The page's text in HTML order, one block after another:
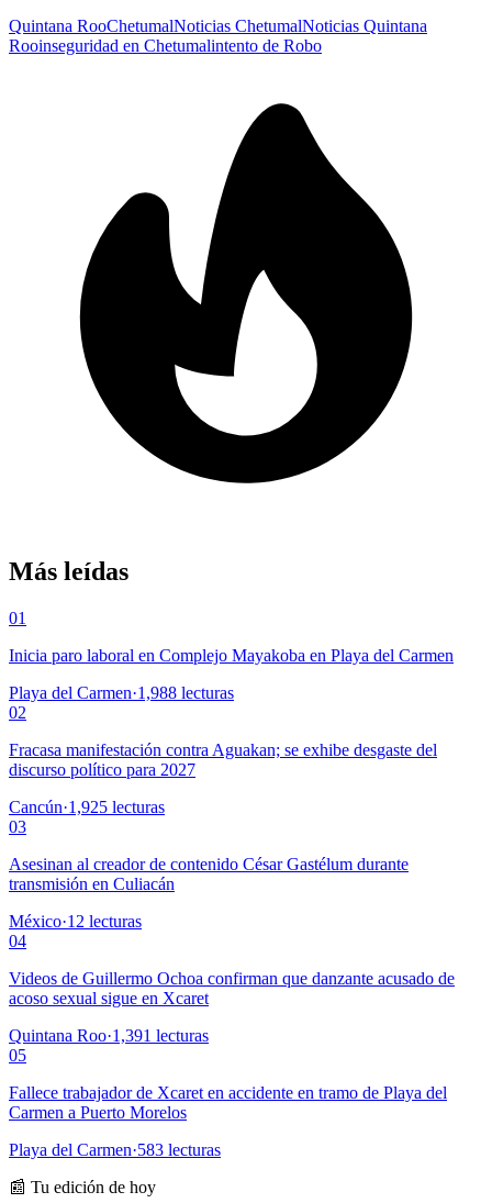
Quintana RooChetumalNoticias ChetumalNoticias Quintana
Rooinseguridad en Chetumalintento de Robo
Más leídas
01
Inicia paro laboral en Complejo Mayakoba en Playa del Carmen
Playa del Carmen·1,988 lecturas
02
Fracasa manifestación contra Aguakan; se exhibe desgaste del
discurso político para 2027
Cancún·1,925 lecturas
03
Asesinan al creador de contenido César Gastélum durante
transmisión en Culiacán
México·12 lecturas
04
Videos de Guillermo Ochoa confirman que danzante acusado de
acoso sexual sigue en Xcaret
Quintana Roo·1,391 lecturas
05
Fallece trabajador de Xcaret en accidente en tramo de Playa del
Carmen a Puerto Morelos
Playa del Carmen·583 lecturas
📰 Tu edición de hoy